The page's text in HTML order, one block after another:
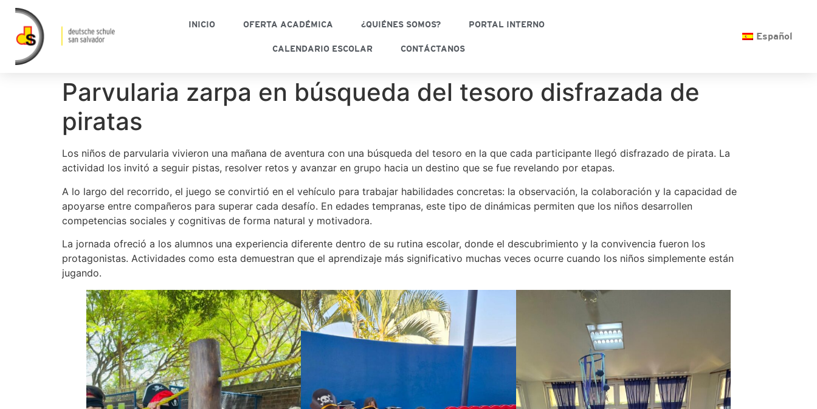
INICIO OFERTA ACADÉMICA ¿QUIÉNES SOMOS? PORTAL INTERNO
CALENDARIO ESCOLAR CONTÁCTANOS
Español
Parvularia zarpa en búsqueda del tesoro disfrazada de
piratas
Los niños de parvularia vivieron una mañana de aventura con una búsqueda del tesoro en la que cada participante llegó disfrazado de pirata. La
actividad los invitó a seguir pistas, resolver retos y avanzar en grupo hacia un destino que se fue revelando por etapas.
A lo largo del recorrido, el juego se convirtió en el vehículo para trabajar habilidades concretas: la observación, la colaboración y la capacidad de
apoyarse entre compañeros para superar cada desafío. En edades tempranas, este tipo de dinámicas permiten que los niños desarrollen
competencias sociales y cognitivas de forma natural y motivadora.
La jornada ofreció a los alumnos una experiencia diferente dentro de su rutina escolar, donde el descubrimiento y la convivencia fueron los
protagonistas. Actividades como esta demuestran que el aprendizaje más significativo muchas veces ocurre cuando los niños simplemente están
jugando.